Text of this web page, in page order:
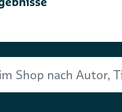
Nummer ...